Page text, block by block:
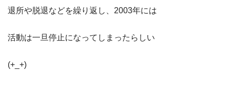
退所や脱退などを繰り返し、2003年には
活動は一旦停止になってしまったらしい
(+_+)